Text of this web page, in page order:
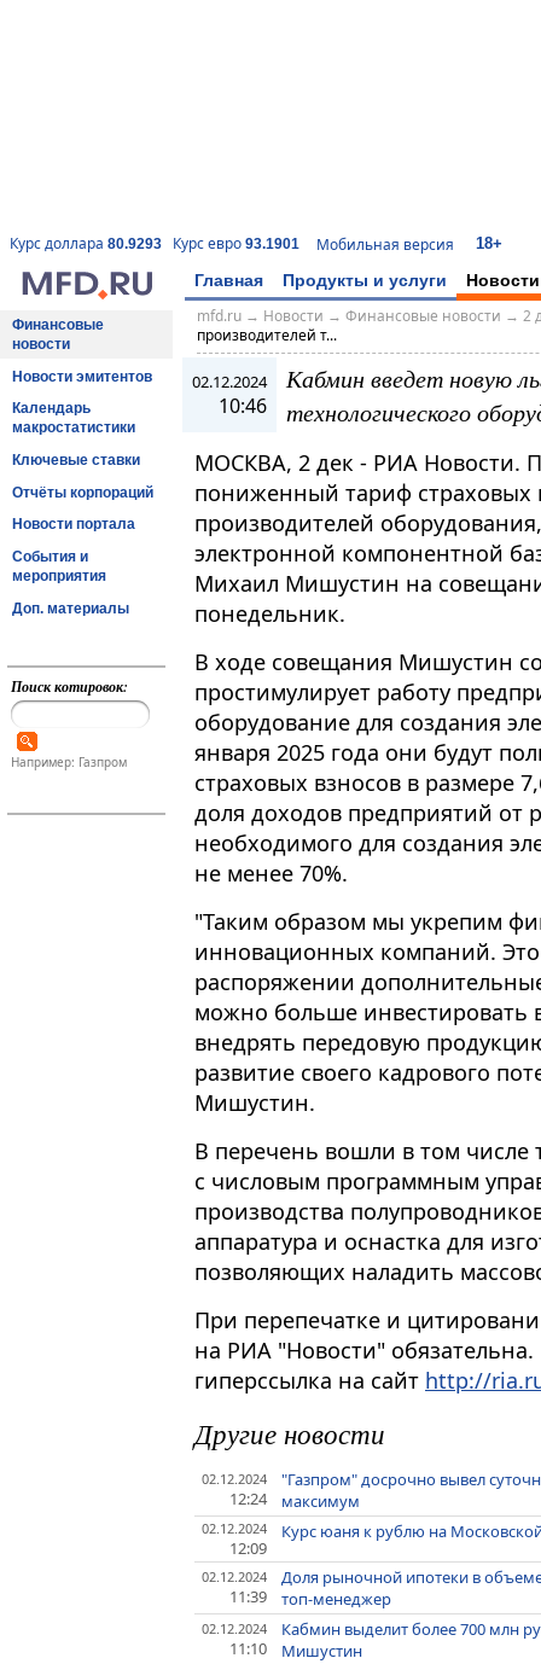
Курс доллара 80.9293 Курс евро 93.1901 Мобильная версия 18+
Главная Продукты и услуги Новости
Финансовые
новости
Новости эмитентов
Календарь
макростатистики
Ключевые ставки
Отчёты корпораций
Новости портала
События и
мероприятия
Доп. материалы
Поиск котировок:
Например: Газпром
mfd.ru→ Новости → Финансовые новости → 2
производителей т...
02.12.2024
10:46
Кабмин введет новую
технологического
МОСКВА, 2 дек - РИА Новости.
пониженный тариф страховых
производителей
электронной компонентной
Михаил Мишустин на
понедельник.
В ходе совещания Мишустин
простимулирует работу
оборудование для создания
января 2025 года они будут
страховых взносов в размере
доля доходов предприятий от
необходимого для создания
не менее 70%.
"Таким образом мы укрепим
инновационных компаний. Это
распоряжении
можно больше инвестировать
внедрять передовую
развитие своего кадрового
Мишустин.
В перечень вошли в том
с числовым программным
производства
аппаратура и оснастка для
позволяющих наладить
При перепечатке и
на РИА "Новости"
гиперссылка на сайт http://
Другие новости
02.12.2024
12:24
"Газпром" досрочно вывел
максимум
02.12.2024
12:09
Курс юаня к рублю на
02.12.2024
11:39
Доля рыночной ипотеки в объеме
топ-менеджер
02.12.2024
11:10
Кабмин выделит более 700 млн
Мишустин